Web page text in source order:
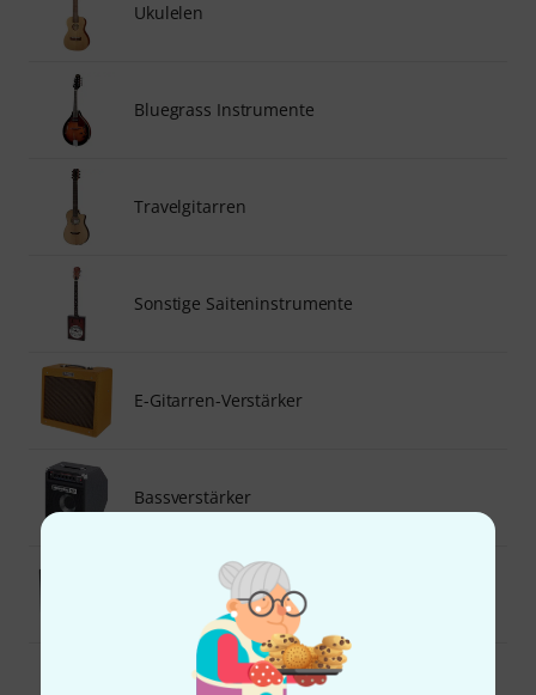
Ukulelen
Bluegrass Instrumente
Travelgitarren
Sonstige Saiteninstrumente
E-Gitarren-Verstärker
Bassverstärker
Akustikgitarren-Verstärker